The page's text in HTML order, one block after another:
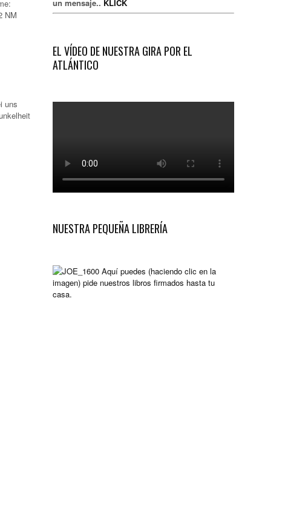
NM
uns
un mensaje.. KLICK
EL VÍDEO DE NUESTRA GIRA POR EL
ATLÁNTICO
NUESTRA PEQUEÑA LIBRERÍA
Aquí puedes (haciendo clic en la
imagen) pide nuestros libros firmados hasta tu
casa.